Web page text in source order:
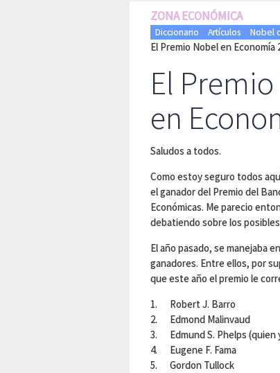
ZONA ECONÓMICA
Diccionario Artículos Nobel
El Premio Nobel en Economía
El
en
Saludos a todos.
Como estoy seguro todos
el ganador del Premio del
Económicas. Me parecio
debatiendo sobre los
El año pasado, se manejaba
ganadores. Entre ellos, por
que este año el premio le
1. Robert J. Barro
2. Edmond Malinvaud
3. Edmund S. Phelps (quien
4. Eugene F. Fama
5. Gordon Tullock